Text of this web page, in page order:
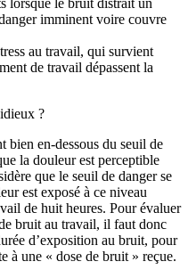
lorsque le bruit distrait un
imminent voire couvre
au travail, qui survient
de travail dépassent la
?
bien en-dessous du seuil de
la douleur est perceptible
que le seuil de danger se
est exposé à ce niveau
de huit heures. Pour évaluer
bruit au travail, il faut donc
d’exposition au bruit, pour
à une « dose de bruit » reçue.